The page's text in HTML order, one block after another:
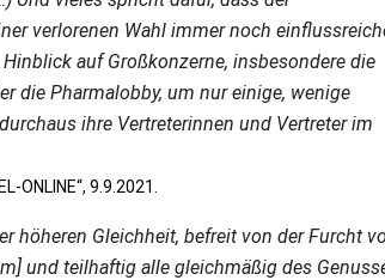
verlorenen Wahl immer noch
auf Großkonzerne, insbesondere die
die Pharmalobby, um nur einige, wenige
ihre Vertreterinnen und Vertreter im
ONLINE“, 9.9.2021.
höheren Gleichheit, befreit von der Furcht
und teilhaftig alle gleichmäßig des